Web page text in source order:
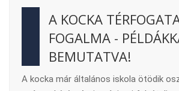
A KOCKA
FOGALMA -
BEMUTATVA!
A kocka már általános iskola ötödik